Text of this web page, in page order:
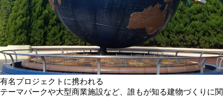
有名プロジェクトに携われる
テーマパークや大型商業施設など、誰もが知る建物づくりに関